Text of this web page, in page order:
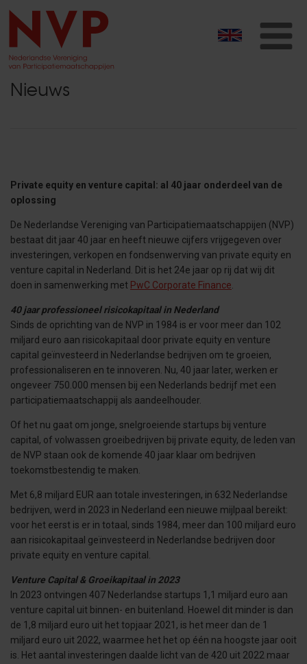
Nieuws
Private equity en venture capital: al 40 jaar onderdeel van de
oplossing
De Nederlandse Vereniging van Participatiemaatschappijen (NVP)
bestaat dit jaar 40 jaar en heeft nieuwe cijfers vrijgegeven over
investeringen, verkopen en fondsenwerving van private equity en
venture capital in Nederland. Dit is het 24e jaar op rij dat wij dit
doen in samenwerking met PwC Corporate Finance
40 jaar professioneel risicokapitaal in Nederland
Sinds de oprichting van de NVP in 1984 is er voor meer dan 102
miljard euro aan risicokapitaal door private equity en venture
capital geïnvesteerd in Nederlandse bedrijven om te groeien,
professionaliseren en te innoveren. Nu, 40 jaar later, werken er
ongeveer 750.000 mensen bij een Nederlands bedrijf met een
participatiemaatschappij als aandeelhouder.
Of het nu gaat om jonge, snelgroeiende startups bij venture
capital, of volwassen groeibedrijven bij private equity, de leden van
de NVP staan ook de komende 40 jaar klaar om bedrijven
toekomstbestendig te maken.
Met 6,8 miljard EUR aan totale investeringen, in 632 Nederlandse
bedrijven, werd in 2023 in Nederland een nieuwe mijlpaal bereikt:
voor het eerst is er in totaal, sinds 1984, meer dan 100 miljard euro
aan risicokapitaal geïnvesteerd in Nederlandse bedrijven door
private equity en venture capital.
Venture Capital & Groeikapitaal in 2023
In 2023 ontvingen 407 Nederlandse startups 1,1 miljard euro aan
venture capital uit binnen- en buitenland. Hoewel dit minder is dan
de 1,8 miljard euro uit het topjaar 2021, is het meer dan de 1
miljard euro uit 2022, waarmee het het op één na hoogste jaar ooit
is. Het aantal investeringen daalde licht van de 420 uit 2022 maar